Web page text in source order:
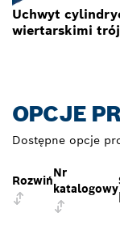
Uchwyt
wiertarskimi
OPCJE
Dostępne opcje
Rozwiń
Nr
katalogowy